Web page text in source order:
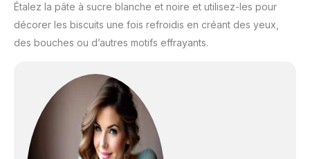
Étalez la pâte à sucre blanche et noire et utilisez-les pour
décorer les biscuits une fois refroidis en créant des yeux,
des bouches ou d’autres motifs effrayants.